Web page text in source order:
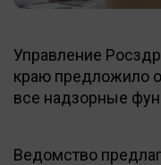
Управление
краю предложило
все надзорные
Ведомство